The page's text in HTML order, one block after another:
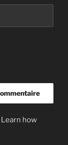
Learn how